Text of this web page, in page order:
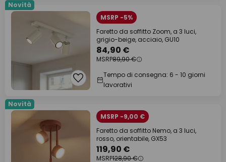
Novità
MSRP -5%
Faretto da soffitto Zoom, a 3 luci,
grigio-beige, acciaio, GU10
84,90 €
MSRP89,90 €
Tempo di consegna: 6 - 10 giorni
lavorativi
Novità
MSRP -9,00 €
Faretto da soffitto Nemo, a 3 luci,
rosso, orientabile, GX53
119,90 €
MSRP128,90 €